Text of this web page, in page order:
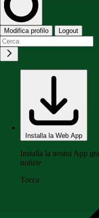
Modifica profilo Logout
Installa la Web App
Installa la nostra App
notizie
Tocca